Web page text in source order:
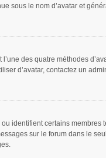
sous le nom d’avatar et
des quatre méthodes
d’avatar, contactez un
identifient certains
sur le forum dans le